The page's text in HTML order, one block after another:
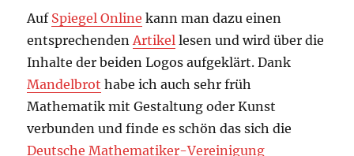
Auf Spiegel Online kann man dazu einen
entsprechendenArtikel lesen und wird über die
Inhalte der beiden Logos aufgeklärt. Dank
Mandelbrot habe ich auch sehr früh
Mathematik mit Gestaltung oder Kunst
verbunden und finde es schön das sich die
Deutsche Mathematiker-Vereinigung